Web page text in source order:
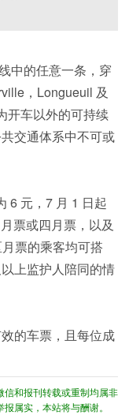
中的任意一条，穿
，Longueuil 及
开车以外的可持续
交通体系中不可或
6 元，7 月 1 日起
票或四月票，以及
票的乘客均可搭
上监护人陪同的情
的车票，且每位成
信和报刊转载或重制均属非
属实，本站将与酬谢。